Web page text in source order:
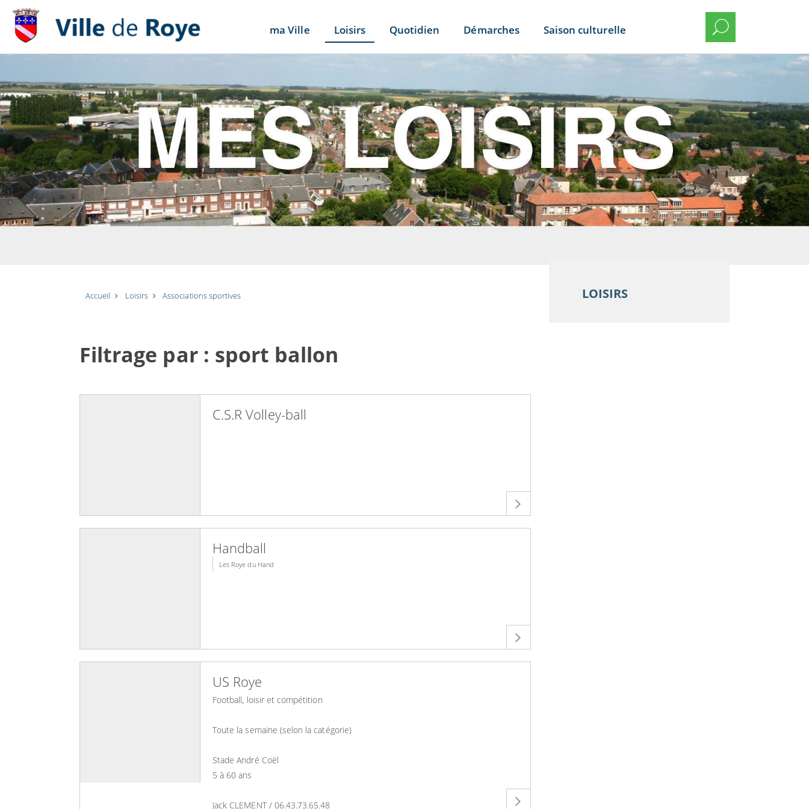
ma Ville Loisirs Quotidien Démarches Saison culturelle
Accueil Loisirs Associations sportives
Filtrage par : sport ballon
C.S.R Volley-ball
Handball
Les Roye du Hand
US Roye
Football, loisir et compétition
Toute la semaine (selon la catégorie)
Stade André Coël
5 à 60 ans
Jack CLEMENT / 06.43.73.65.48
LOISIRS